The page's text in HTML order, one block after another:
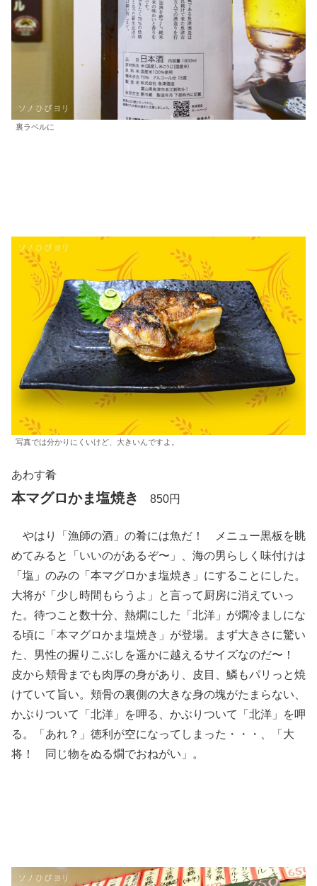
裏ラベルに
写真では分かりにくいけど、大きいんですよ。
あわす肴
本マグロかま塩焼き 850円
やはり「漁師の酒」の肴には魚だ！ メニュー黒板を眺
めてみると「いいのがあるぞ〜」、海の男らしく味付けは
「塩」のみの「本マグロかま塩焼き」にすることにした。
大将が「少し時間もらうよ」と言って厨房に消えていっ
た。待つこと数十分、熱燗にした「北洋」が燗冷ましにな
る頃に「本マグロかま塩焼き」が登場。まず大きさに驚い
た、男性の握りこぶしを遥かに越えるサイズなのだ〜！
皮から頬骨までも肉厚の身があり、皮目、鱗もパリっと焼
けていて旨い。頬骨の裏側の大きな身の塊がたまらない、
かぶりついて「北洋」を呷る、かぶりついて「北洋」を呷
る。「あれ？」徳利が空になってしまった・・・、「大
将！ 同じ物をぬる燗でおねがい」。